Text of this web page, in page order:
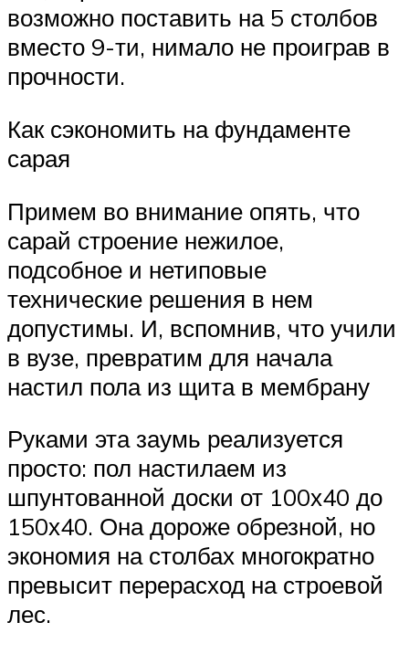
возможно поставить на 5 столбов
вместо 9-ти, нимало не проиграв в
прочности.
Как сэкономить на фундаменте
сарая
Примем во внимание опять, что
сарай строение нежилое,
подсобное и нетиповые
технические решения в нем
допустимы. И, вспомнив, что учили
в вузе, превратим для начала
настил пола из щита в мембрану
Руками эта заумь реализуется
просто: пол настилаем из
шпунтованной доски от 100х40 до
150х40. Она дороже обрезной, но
экономия на столбах многократно
превысит перерасход на строевой
лес.